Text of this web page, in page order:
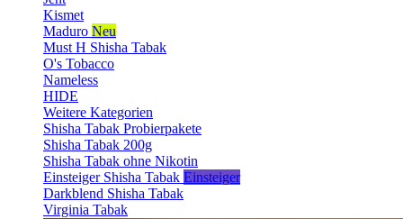
Kismet
Maduro Neu
Must H Shisha Tabak
O's Tobacco
Nameless
HIDE
Weitere Kategorien
Shisha Tabak Probierpakete
Shisha Tabak 200g
Shisha Tabak ohne Nikotin
Einsteiger Shisha Tabak Einsteiger
Darkblend Shisha Tabak
Virginia Tabak